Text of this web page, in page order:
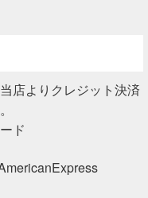
店よりクレジット決済
ド